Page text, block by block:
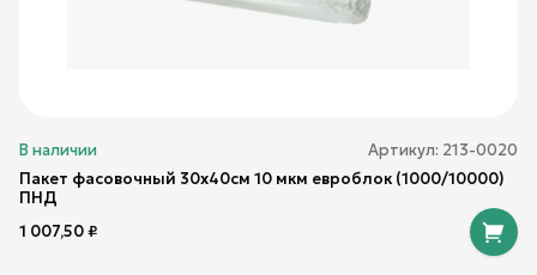
В наличии Артикул: 213-0020
Пакет фасовочный 30х40см 10 мкм евроблок (1000/10000)
ПНД
1 007,50₽